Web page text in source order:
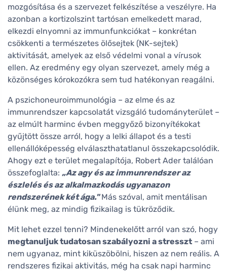
mozgósítása és a szervezet felkészítése a veszélyre. Ha
azonban a kortizolszint tartósan emelkedett marad,
elkezdi elnyomni az immunfunkciókat – konkrétan
csökkenti a természetes ölősejtek (NK-sejtek)
aktivitását, amelyek az első védelmi vonal a vírusok
ellen. Az eredmény egy olyan szervezet, amely még a
közönséges kórokozókra sem tud hatékonyan reagálni.
A pszichoneuroimmunológia – az elme és az
immunrendszer kapcsolatát vizsgáló tudományterület –
az elmúlt harminc évben meggyőző bizonyítékokat
gyűjtött össze arról, hogy a lelki állapot és a testi
ellenállóképesség elválaszthatatlanul összekapcsolódik.
Ahogy ezt e terület megalapítója, Robert Ader találóan
összefoglalta: „Az agy és az immunrendszer az
észlelés és az alkalmazkodás ugyanazon
rendszerének két ága."Más szóval, amit mentálisan
élünk meg, az mindig fizikailag is tükröződik.
Mit lehet ezzel tenni? Mindenekelőtt arról van szó, hogy
megtanuljuk tudatosan szabályozni a stresszt – ami
nem ugyanaz, mint kiküszöbölni, hiszen az nem reális. A
rendszeres fizikai aktivitás, még ha csak napi harminc